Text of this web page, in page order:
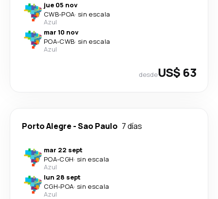
jue 05 nov
CWB-POA· sin escala
Azul
mar 10 nov
POA-CWB· sin escala
Azul
desdeUS$ 63
Porto Alegre -Sao Paulo 7 días
mar 22 sept
POA-CGH· sin escala
Azul
lun 28 sept
CGH-POA· sin escala
Azul